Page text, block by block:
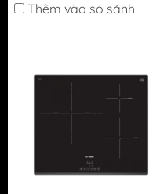
Thêm vào so sánh